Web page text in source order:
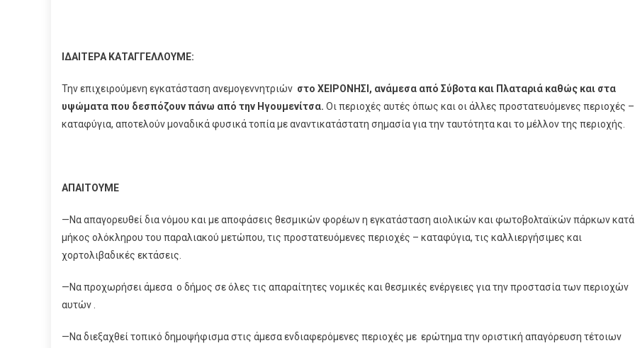
ΙΔΑΙΤΕΡΑ ΚΑΤΑΓΓΕΛΛΟΥΜΕ:
Την επιχειρούμενη εγκατάσταση ανεμογεννητριών στο ΧΕΙΡΟΝΗΣΙ, ανάμεσα από Σύβοτα και Πλαταριά καθώς και στα
υψώματα που δεσπόζουν πάνω από την Ηγουμενίτσα. Οι περιοχές αυτές όπως και οι άλλες προστατευόμενες περιοχές –
καταφύγια, αποτελούν μοναδικά φυσικά τοπία με αναντικατάστατη σημασία για την ταυτότητα και το μέλλον της περιοχής.
ΑΠΑΙΤΟΥΜΕ
—Να απαγορευθεί δια νόμου και με αποφάσεις θεσμικών φορέων η εγκατάσταση αιολικών και φωτοβολταϊκών πάρκων κατά
μήκος ολόκληρου του παραλιακού μετώπου, τις προστατευόμενες περιοχές – καταφύγια, τις καλλιεργήσιμες και
χορτολιβαδικές εκτάσεις.
—Να προχωρήσει άμεσα ο δήμος σε όλες τις απαραίτητες νομικές και θεσμικές ενέργειες για την προστασία των περιοχών
αυτών .
—Να διεξαχθεί τοπικό δημοψήφισμα στις άμεσα ενδιαφερόμενες περιοχές με ερώτημα την οριστική απαγόρευση τέτοιων